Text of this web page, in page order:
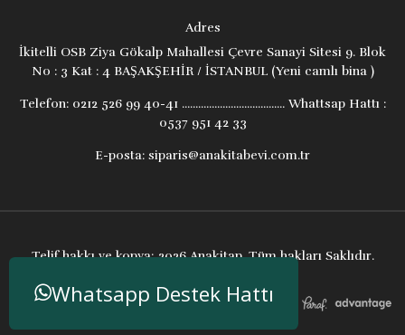
Adres
İkitelli OSB Ziya Gökalp Mahallesi Çevre Sanayi Sitesi 9. Blok
No : 3 Kat : 4 BAŞAKŞEHİR / İSTANBUL (Yeni camlı bina )
Telefon:0212 526 99 40-41 ...................................... Whattsap Hattı :
0537 951 42 33
E-posta: siparis@anakitabevi.com.tr
Telif hakkı ve kopya; 2026 Anakitap. Tüm hakları Saklıdır.
Whatsapp Destek Hattı